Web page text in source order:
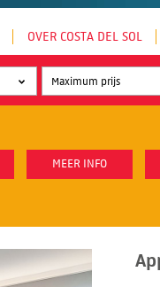
OVER COSTA DEL SOL
MEER INFO